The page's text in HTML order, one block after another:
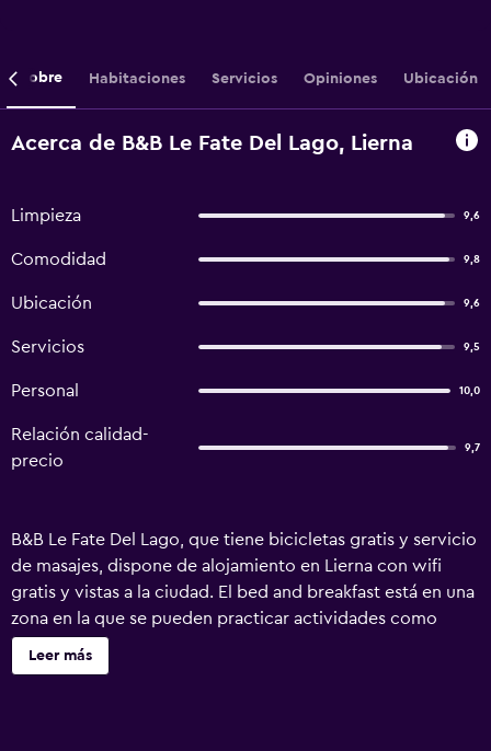
Sobre Habitaciones Servicios Opiniones Ubicación
Acerca de B&B Le Fate Del Lago, Lierna
Limpieza 9,6
Comodidad 9,8
Ubicación 9,6
Servicios 9,5
Personal 10,0
Relación calidad-
precio
9,7
B&B Le Fate Del Lago, que tiene bicicletas gratis y servicio
de masajes, dispone de alojamiento en Lierna con wifi
gratis y vistas a la ciudad. El bed and breakfast está en una
zona en la que se pueden practicar actividades como
senderismo, pesca y ciclismo. Hay toallas y ropa de cama
en el bed and breakfast. El desayuno está disponible e
Leer más